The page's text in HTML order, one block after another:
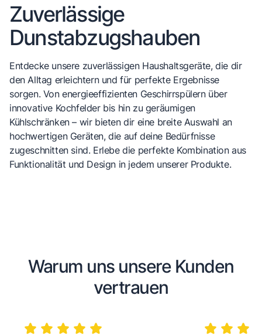
Zuverlässige
Dunstabzugshauben
Entdecke unsere zuverlässigen Haushaltsgeräte, die dir
den Alltag erleichtern und für perfekte Ergebnisse
sorgen. Von energieeffizienten Geschirrspülern über
innovative Kochfelder bis hin zu geräumigen
Kühlschränken – wir bieten dir eine breite Auswahl an
hochwertigen Geräten, die auf deine Bedürfnisse
zugeschnitten sind. Erlebe die perfekte Kombination aus
Funktionalität und Design in jedem unserer Produkte.
Warum uns unsere Kunden
vertrauen